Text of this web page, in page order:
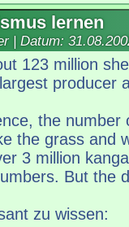
lernen
| Datum:
123 million
producer
the number
the grass and
3 million
But the
zu wissen: